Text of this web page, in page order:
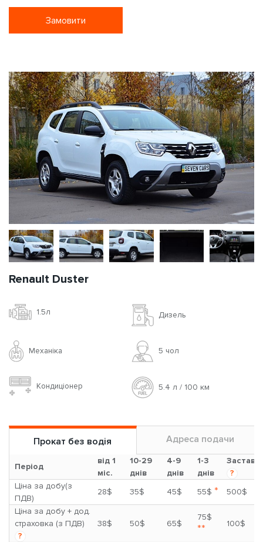
Замовити
Renault Duster
1.5л Дизель
Механіка 5 чoл
Кондиціонер 5.4 л / 100 км
Прокат без водія Адреса подачи
Період
від 1
міс.
10-29
днів
4-9
днів
1-3
днів
Застава
?
Ціна за добу(з
ПДВ)
28$ 35$ 45$ 55$ *
500$
Ціна за добу + дод.
страховка (з ПДВ)
?
38$ 50$ 65$
75$
** 100$